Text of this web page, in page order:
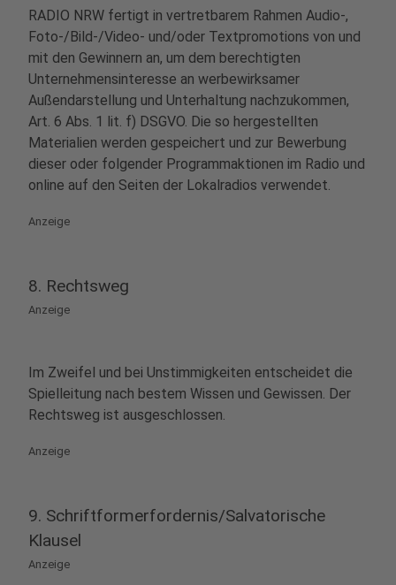
RADIO NRW fertigt in vertretbarem Rahmen Audio-,
Foto-/Bild-/Video- und/oder Textpromotions von und
mit den Gewinnern an, um dem berechtigten
Unternehmensinteresse an werbewirksamer
Außendarstellung und Unterhaltung nachzukommen,
Art. 6 Abs. 1 lit. f) DSGVO. Die so hergestellten
Materialien werden gespeichert und zur Bewerbung
dieser oder folgender Programmaktionen im Radio und
online auf den Seiten der Lokalradios verwendet.
Anzeige
8. Rechtsweg
Anzeige
Im Zweifel und bei Unstimmigkeiten entscheidet die
Spielleitung nach bestem Wissen und Gewissen. Der
Rechtsweg ist ausgeschlossen.
Anzeige
9. Schriftformerfordernis/Salvatorische
Klausel
Anzeige